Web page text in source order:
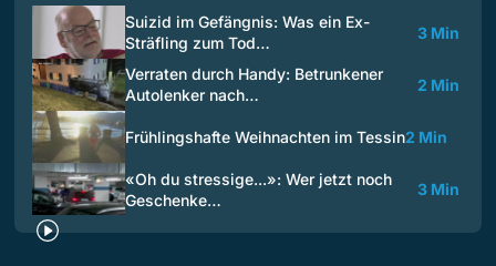
Suizid im Gefängnis: Was ein Ex-
Sträfling zum Tod…
3 Min
Verraten durch Handy: Betrunkener
Autolenker nach…
2 Min
Frühlingshafte Weihnachten im Tessin2 Min
«Oh du stressige...»: Wer jetzt noch
Geschenke…
3 Min